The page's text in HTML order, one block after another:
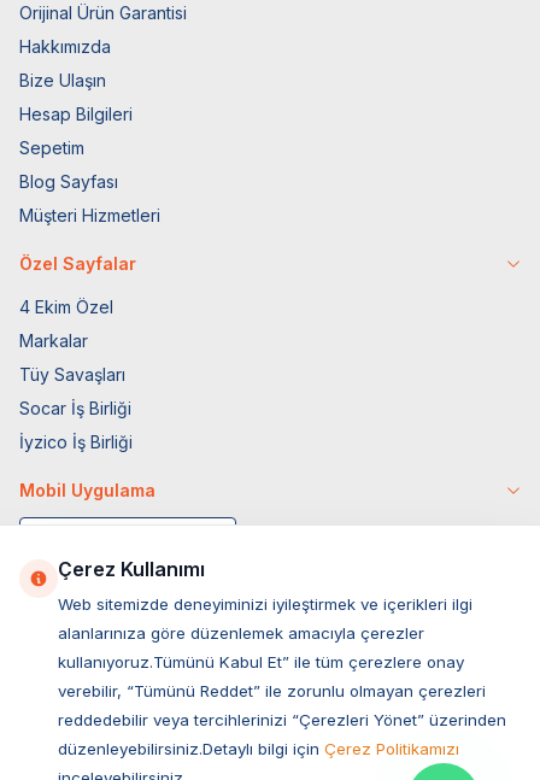
Orijinal Ürün Garantisi
Hakkımızda
Bize Ulaşın
Hesap Bilgileri
Sepetim
Blog Sayfası
Müşteri Hizmetleri
Özel Sayfalar
4 Ekim Özel
Markalar
Tüy Savaşları
Socar İş Birliği
İyzico İş Birliği
Mobil Uygulama
Müşteri Hizmetleri
Çerez Kullanımı
Web sitemizde deneyiminizi iyileştirmek ve içerikleri ilgi
alanlarınıza göre düzenlemek amacıyla çerezler
kullanıyoruz.Tümünü Kabul Et” ile tüm çerezlere onay
verebilir, “Tümünü Reddet” ile zorunlu olmayan çerezleri
reddedebilir veya tercihlerinizi “Çerezleri Yönet” üzerinden
düzenleyebilirsiniz.Detaylı bilgi için Çerez Politikamızı